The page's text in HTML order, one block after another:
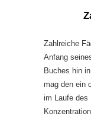
Zahlreiche
Anfang
Buches hin
mag den ein
im Laufe des